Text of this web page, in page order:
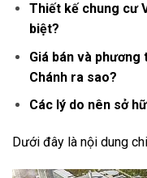
Thiết kế chung cư
biệt?
Giá bán và
Chánh ra sao?
Các lý do nên sở
Dưới đây là nội dung